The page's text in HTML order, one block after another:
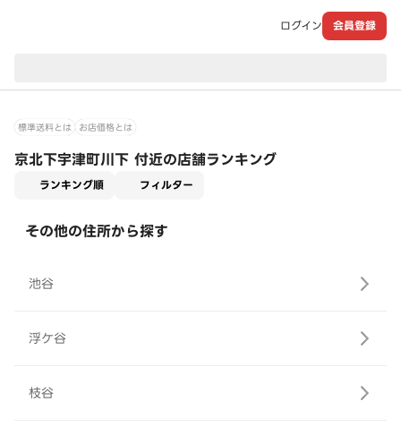
ログイン 会員登録
標準送料とは お店価格とは
京北下宇津町川下 付近の店舗ランキング
ランキング順 フィルター
その他の住所から探す
池谷
浮ケ谷
枝谷